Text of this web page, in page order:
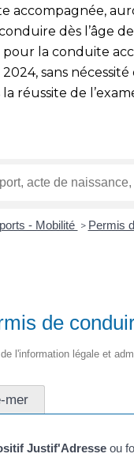
accompagnée,
dès l’âge
pour la conduite
sans
réussite de
- Mobilité > Permis
de
l'information légale et
mer
Justif'Adresse ou